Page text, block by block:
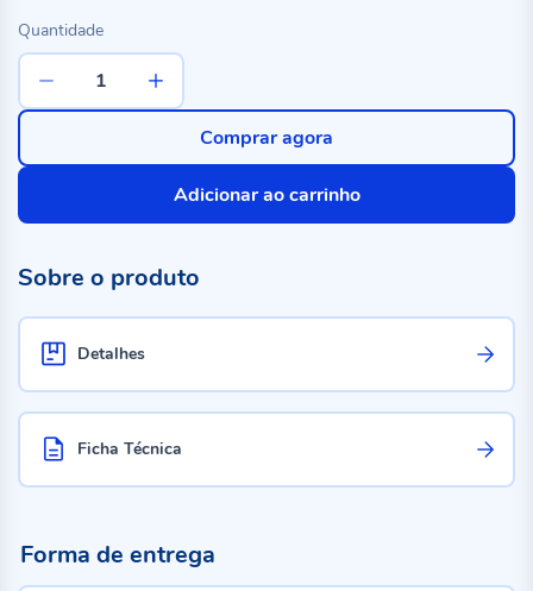
Quantidade
Adicionar ao carrinho
Comprar agora
Sobre o produto
Detalhes
Ficha Técnica
Forma de entrega